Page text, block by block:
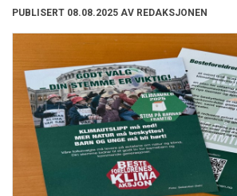
PUBLISERT 08.08.2025 AV REDAKSJONEN